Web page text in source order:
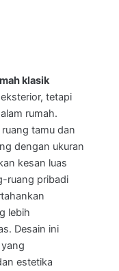
klasik
tetapi
rumah.
tamu dan
dengan ukuran
kesan luas
ruang pribadi
lebih
Desain ini
estetika